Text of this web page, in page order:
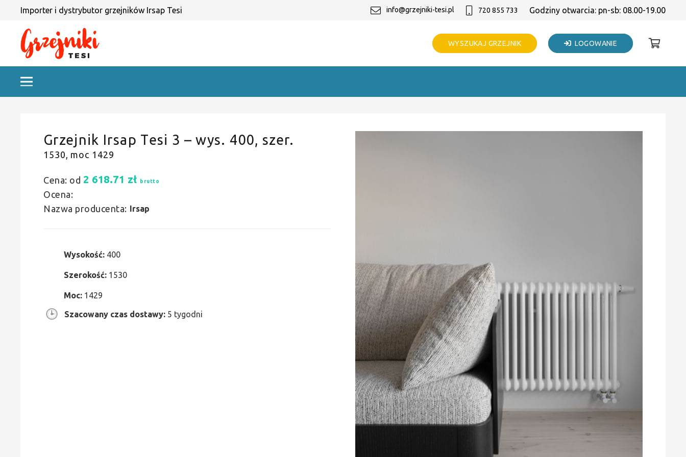
Importer i dystrybutor grzejników Irsap Tesi info@grzejniki-tesi.pl 720 855 733 Godziny otwarcia: pn-sb: 08.00-19.00
WYSZUKAJ GRZEJNIK LOGOWANIE
Grzejnik Irsap Tesi 3 – wys. 400, szer.
1530, moc 1429
Cena: od 2 618.71 zł brutto
Ocena:
Nazwa producenta: Irsap
Wysokość: 400
Szerokość: 1530
Moc: 1429
Szacowany czas dostawy: 5 tygodni